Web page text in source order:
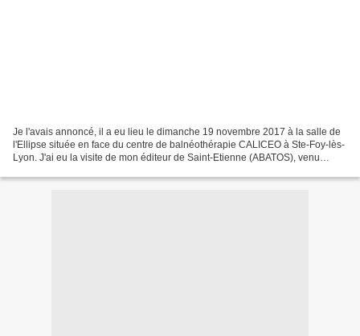
Je l'avais annoncé, il a eu lieu le dimanche 19 novembre 2017 à la salle de
l'Ellipse située en face du centre de balnéothérapie CALICEO à Ste-Foy-lès-
Lyon. J'ai eu la visite de mon éditeur de Saint-Etienne (ABATOS), venu